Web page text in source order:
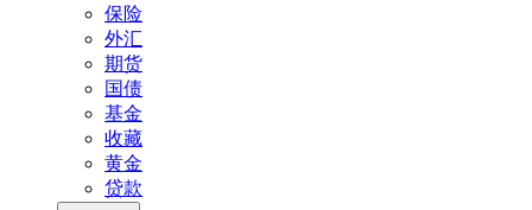
保险
外汇
期货
国债
基金
收藏
黄金
贷款